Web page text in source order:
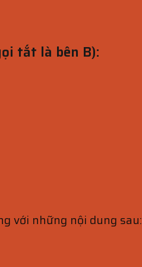
tắt là bên B):
với những nội dung sau: